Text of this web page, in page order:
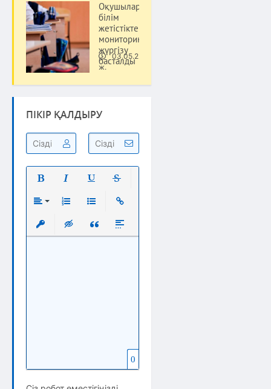
Оқушылардың
білім
жетістіктеріне
мониторинг
жүргізу
басталды
03.05.22
ж.
ПІКІР ҚАЛДЫРУ
Выравнивание
Нумерованный список
Вставить защищенную ссылку
Вставка скрытого текста
Вставка цитаты
Вставка спойлера
0